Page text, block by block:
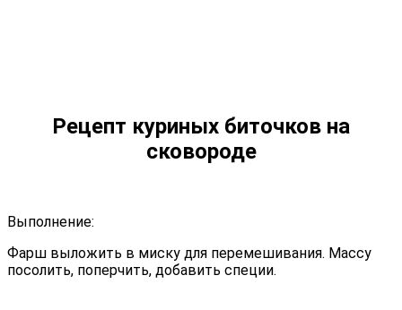
Рецепт куриных биточков на
сковороде
Выполнение:
Фарш выложить в миску для перемешивания. Массу
посолить, поперчить, добавить специи.